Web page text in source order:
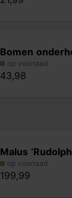
Bomen
op voorraad
43,98
Malus
op voorraad
199,99